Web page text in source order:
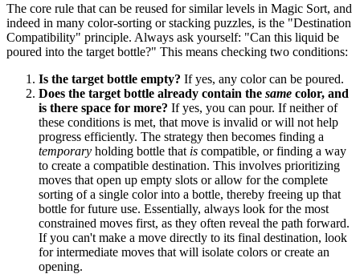
The core rule that can be reused for similar levels in Magic Sort, and
indeed in many color-sorting or stacking puzzles, is the "Destination
Compatibility" principle. Always ask yourself: "Can this liquid be
poured into the target bottle?" This means checking two conditions:
Is the target bottle empty? If yes, any color can be poured.
Does the target bottle already contain the same color, and
is there space for more? If yes, you can pour. If neither of
these conditions is met, that move is invalid or will not help
progress efficiently. The strategy then becomes finding a
temporary holding bottle that is compatible, or finding a way
to create a compatible destination. This involves prioritizing
moves that open up empty slots or allow for the complete
sorting of a single color into a bottle, thereby freeing up that
bottle for future use. Essentially, always look for the most
constrained moves first, as they often reveal the path forward.
If you can't make a move directly to its final destination, look
for intermediate moves that will isolate colors or create an
opening.